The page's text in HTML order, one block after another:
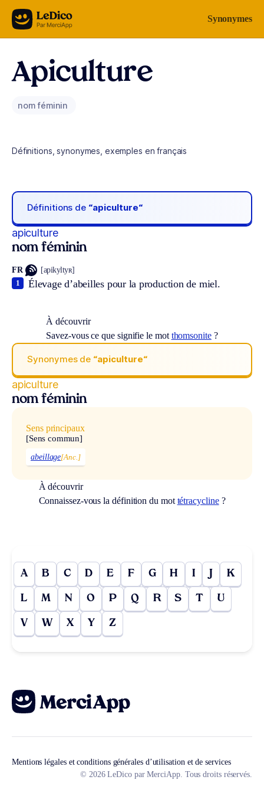
Aller au contenu Synonymes
Apiculture
nom féminin
Définitions, synonymes, exemples en français
Définitions de “apiculture“
apiculture
nom féminin
FR [apikyltyʀ]
Élevage d’abeilles pour la production de miel.
1
À découvrir
Savez-vous ce que signifie le mot thomsonite?
Synonymes de “apiculture“
apiculture
nom féminin
Sens principaux
[Sens commun]
abeillage[Anc.]
À découvrir
Connaissez-vous la définition du mot tétracycline?
A B C D E F G H I J K
L M N O P Q R S T U
V W X Y Z
Mentions légales et conditions générales d’utilisation et de services
© 2026 LeDico par MerciApp. Tous droits réservés.